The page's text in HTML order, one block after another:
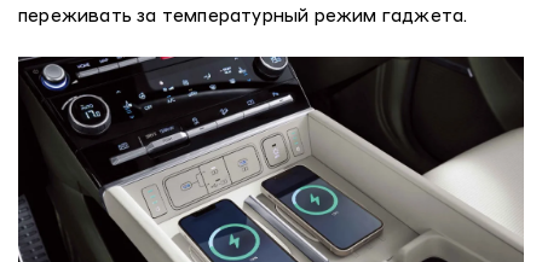
переживать за температурный режим гаджета.